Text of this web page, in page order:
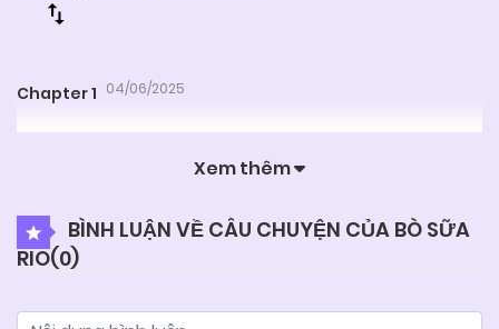
Chapter 1 04/06/2025
Xem thêm
BÌNH LUẬN VỀ CÂU CHUYỆN CỦA BÒ SỮA
RIO(0)